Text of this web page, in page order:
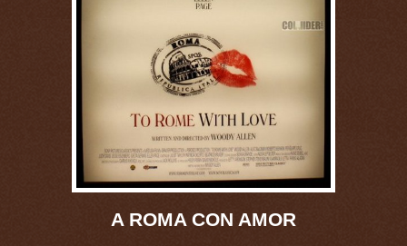
A ROMA CON AMOR